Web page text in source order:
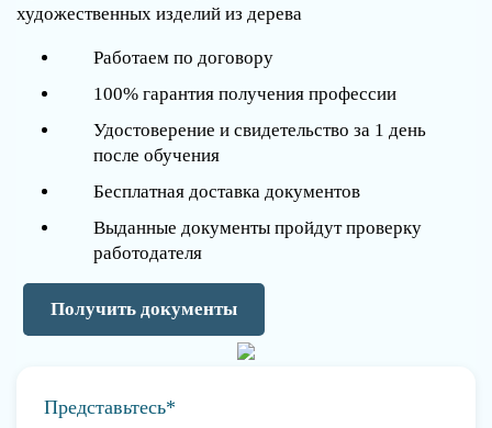
художественных изделий из дерева
Работаем по договору
100% гарантия получения профессии
Удостоверение и свидетельство за 1 день
после обучения
Бесплатная доставка документов
Выданные документы пройдут проверку
работодателя
Получить документы
Представьтесь*